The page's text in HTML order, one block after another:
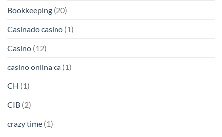
Bookkeeping (20)
Casinado casino (1)
Casino (12)
casino onlina ca (1)
CH (1)
CIB (2)
crazy time (1)